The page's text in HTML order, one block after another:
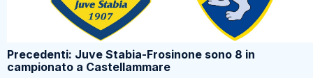
Precedenti: Juve Stabia-Frosinone sono 8 in
campionato a Castellammare